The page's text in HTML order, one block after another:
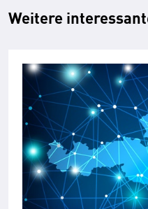
Weitere